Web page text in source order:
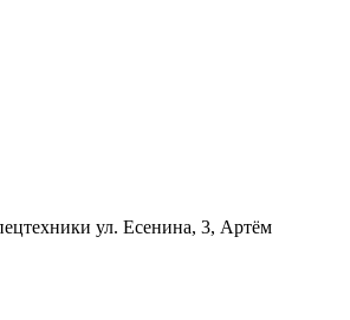
ул. Есенина, 3, Артём